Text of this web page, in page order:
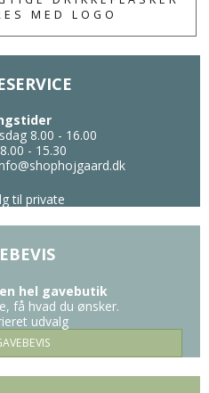
MED LOGO
8.00 - 16.00
- 15.30
til private
hel gavebutik
få hvad du ønsker.
udvalg